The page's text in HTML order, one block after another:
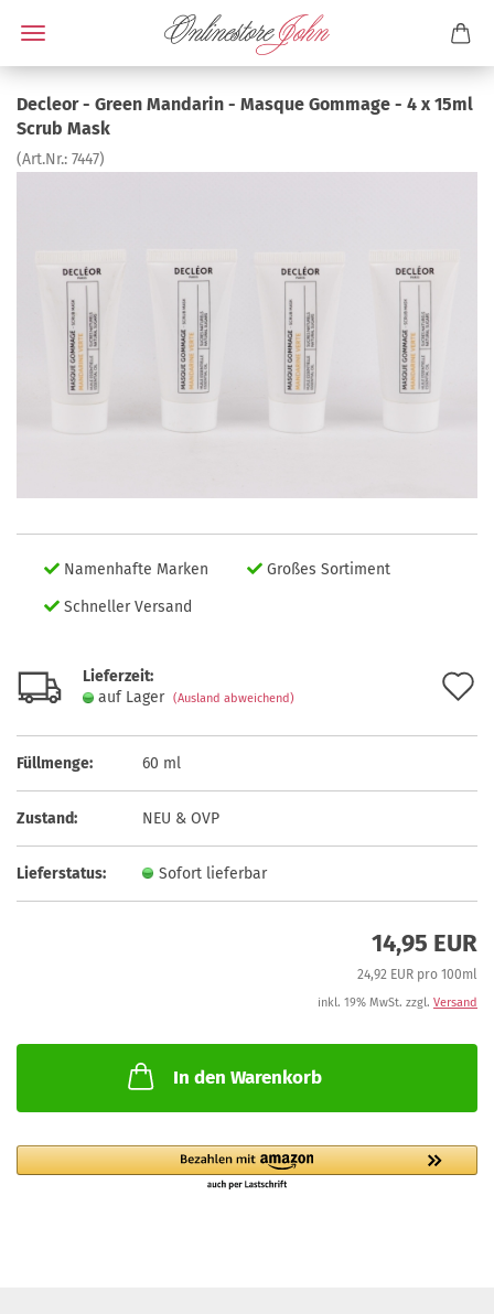
Decleor - Green Mandarin - Masque Gommage - 4 x 15ml
Scrub Mask
(Art.Nr.: 7447)
Namenhafte Marken
Großes Sortiment
Schneller Versand
Lieferzeit:
auf Lager (Ausland abweichend)
Füllmenge: 60 ml
Zustand: NEU & OVP
Lieferstatus: Sofort lieferbar
14,95 EUR
24,92 EUR pro 100ml
inkl. 19% MwSt. zzgl. Versand
In den Warenkorb